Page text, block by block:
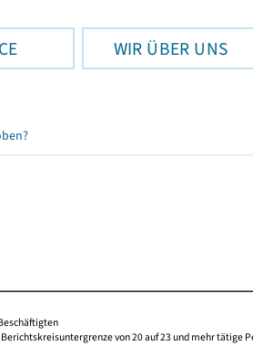
WIR ÜBER UNS
von 20 auf 23 und mehr tätige